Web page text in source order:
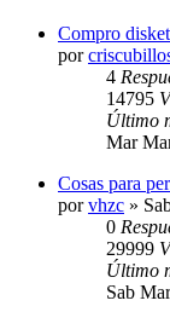
Compro
por
4
14795
Último
Mar
Cosas para
porvhzc »
0
29999
Último
Sab